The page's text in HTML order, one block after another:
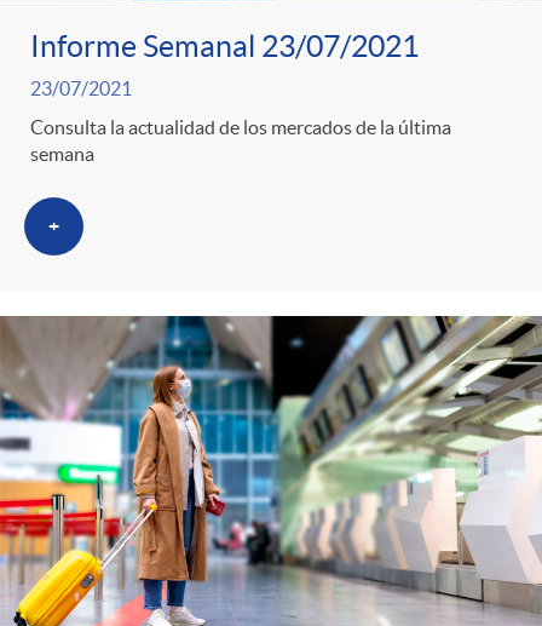
Informe Semanal 23/07/2021
23/07/2021
Consulta la actualidad de los mercados de la última
semana
+